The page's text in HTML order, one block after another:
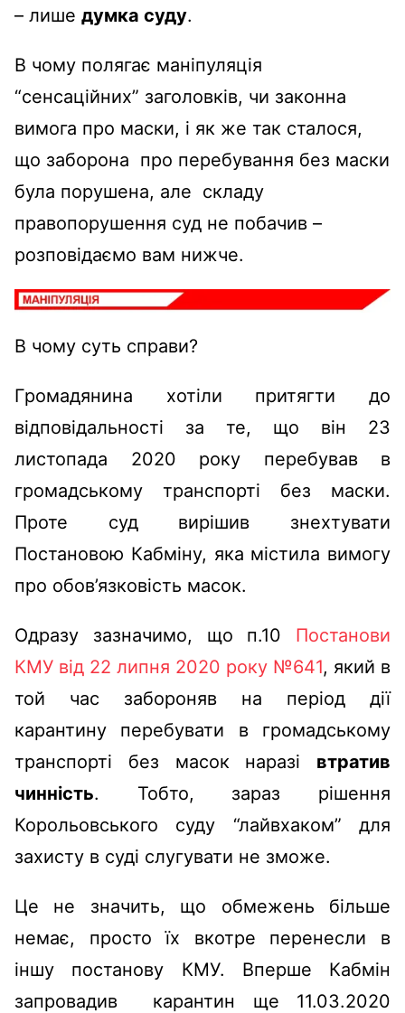
– лише думка суду.
В чому полягає маніпуляція
“сенсаційних” заголовків, чи законна
вимога про маски, і як же так сталося,
що заборона про перебування без маски
була порушена, але складу
правопорушення суд не побачив –
розповідаємо вам нижче.
В чому суть справи?
Громадянина хотіли притягти до
відповідальності за те, що він 23
листопада 2020 року перебував в
громадському транспорті без маски.
Проте суд вирішив знехтувати
Постановою Кабміну, яка містила вимогу
про обов’язковість масок.
Одразу зазначимо, що п.10 Постанови
КМУ від 22 липня 2020 року №641, який в
той час забороняв на період дії
карантину перебувати в громадському
транспорті без масок наразі втратив
чинність. Тобто, зараз рішення
Корольовського суду “лайвхаком” для
захисту в суді слугувати не зможе.
Це не значить, що обмежень більше
немає, просто їх вкотре перенесли в
іншу постанову КМУ. Вперше Кабмін
запровадив карантин ще 11.03.2020